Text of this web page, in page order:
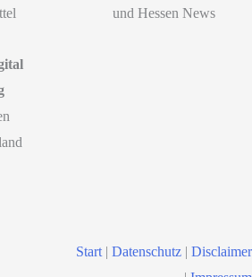
und Hessen News
Start | Datenschutz | Disclaimer